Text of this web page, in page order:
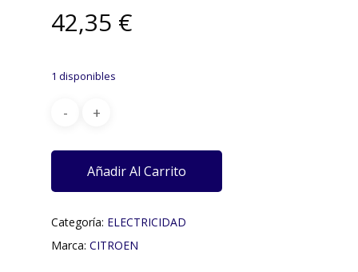
42,35 €
1 disponibles
Añadir Al Carrito
Categoría: ELECTRICIDAD
Marca: CITROEN